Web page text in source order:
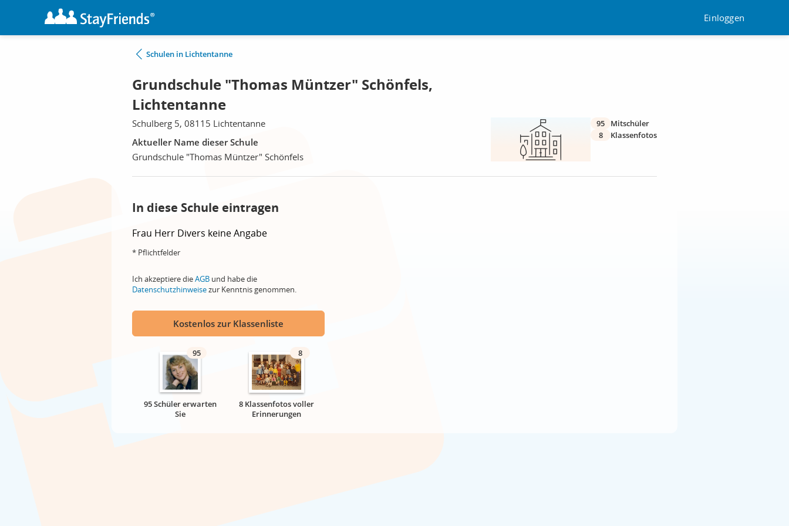
Einloggen
Schulen in Lichtentanne
Grundschule "Thomas Müntzer" Schönfels,
Lichtentanne
Schulberg 5, 08115 Lichtentanne
Aktueller Name dieser Schule
Grundschule "Thomas Müntzer" Schönfels
95
Mitschüler
8
Klassenfotos
In diese Schule eintragen
Frau Herr Divers keine Angabe
* Pflichtfelder
Ich akzeptiere dieAGB und habe die
Datenschutzhinweisezur Kenntnis genommen.
Kostenlos zur Klassenliste
95
95 Schüler erwarten
Sie
8
8 Klassenfotos voller
Erinnerungen